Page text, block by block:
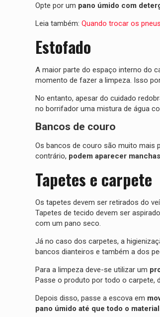
Opte por um pano úmido com
Leia também: Quando trocar os
Estofado
A maior parte do espaço interno do
momento de fazer a limpeza. Isso
No entanto, apesar do cuidado
no borrifador uma mistura de água
Bancos de couro
Os bancos de couro são muito mais
contrário, podem aparecer
Tapetes e carpete
Os tapetes devem ser retirados do
Tapetes de tecido devem ser
com um pano seco.
Já no caso dos carpetes, a
bancos dianteiros e também a dos
Para a limpeza deve-se utilizar um
Passe o produto por todo o carpete,
Depois disso, passe a escova em
pano úmido até que todo o